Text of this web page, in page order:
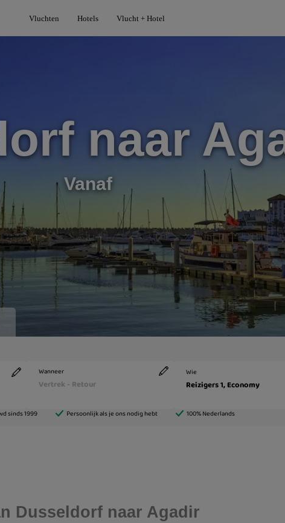
Vluchten Hotels Vlucht + Hotel
naar
Vanaf
Dusseldorf naar Agadir